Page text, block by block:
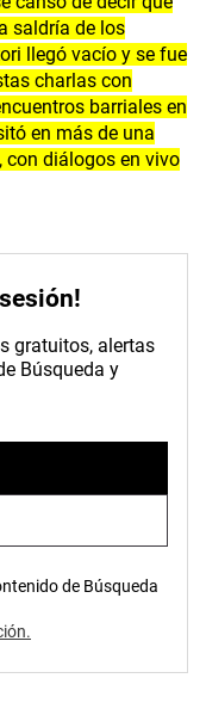
saldría de los
llegó vacío y se fue
charlas con
barriales en
en más de una
con diálogos en vivo
gratuitos, alertas
Búsqueda y
de Búsqueda